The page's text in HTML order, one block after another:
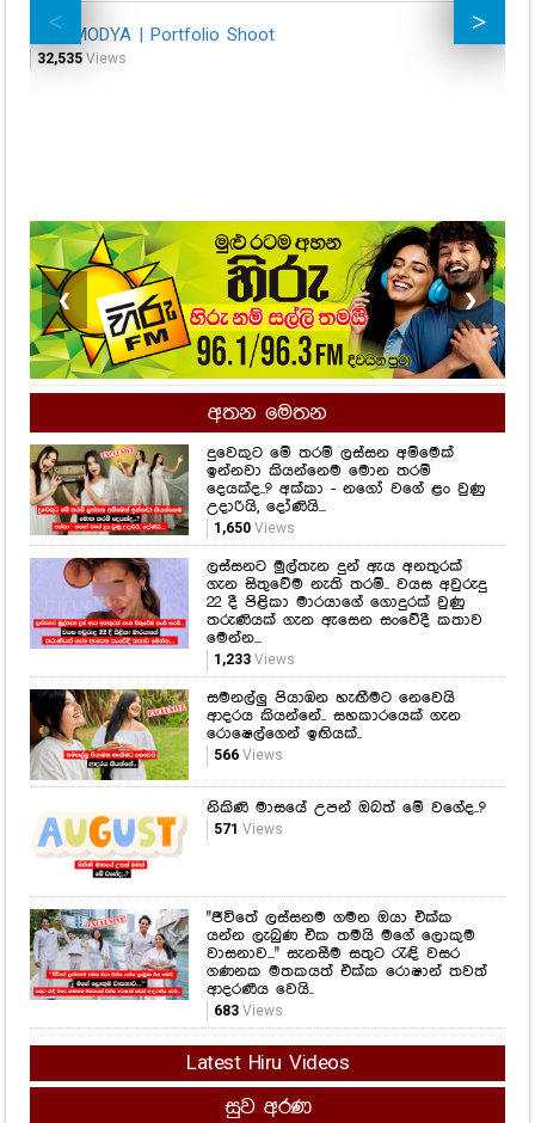
CHUMODYA | Portfolio Shoot
32,535 Views
❮ ❯
අතන මෙතන
දුවෙකුට මේ තරම් ලස්සන අම්මෙක්
ඉන්නවා කියන්නෙම මොන තරම්
දෙයක්ද..? අක්කා - නගෝ වගේ ළං වුණු
උදාරියි, දෝණියි...
1,650Views
ලස්සනට මුල්තැන දුන් ඇය අනතුරක්
ගැන සිතුවේම නැති තරම්.. වයස අවුරුදු
22 දී පිළිකා මාරයාගේ ගොදුරක් වුණු
තරුණියක් ගැන ඇසෙන සංවේදී කතාව
මෙන්න...
1,233Views
සමනල්ලු පියාඹන හැඟීමට නෙවෙයි
ආදරය කියන්නේ.. සහකාරයෙක් ගැන
රොෂෙල්ගෙන් ඉඟියක්..
566Views
නිකිණි මාසයේ උපන් ඔබත් මේ වගේද..?
571 Views
"ජීවිතේ ලස්සනම ගමන ඔයා එක්ක
යන්න ලැබුණ එක තමයි මගේ ලොකුම
වාසනාව..." සැනසීම සතුට රැඳි වසර
ගණනක මතකයත් එක්ක රොෂාන් තවත්
ආදරණීය වෙයි..
683Views
Latest Hiru Videos
සුව අරණ